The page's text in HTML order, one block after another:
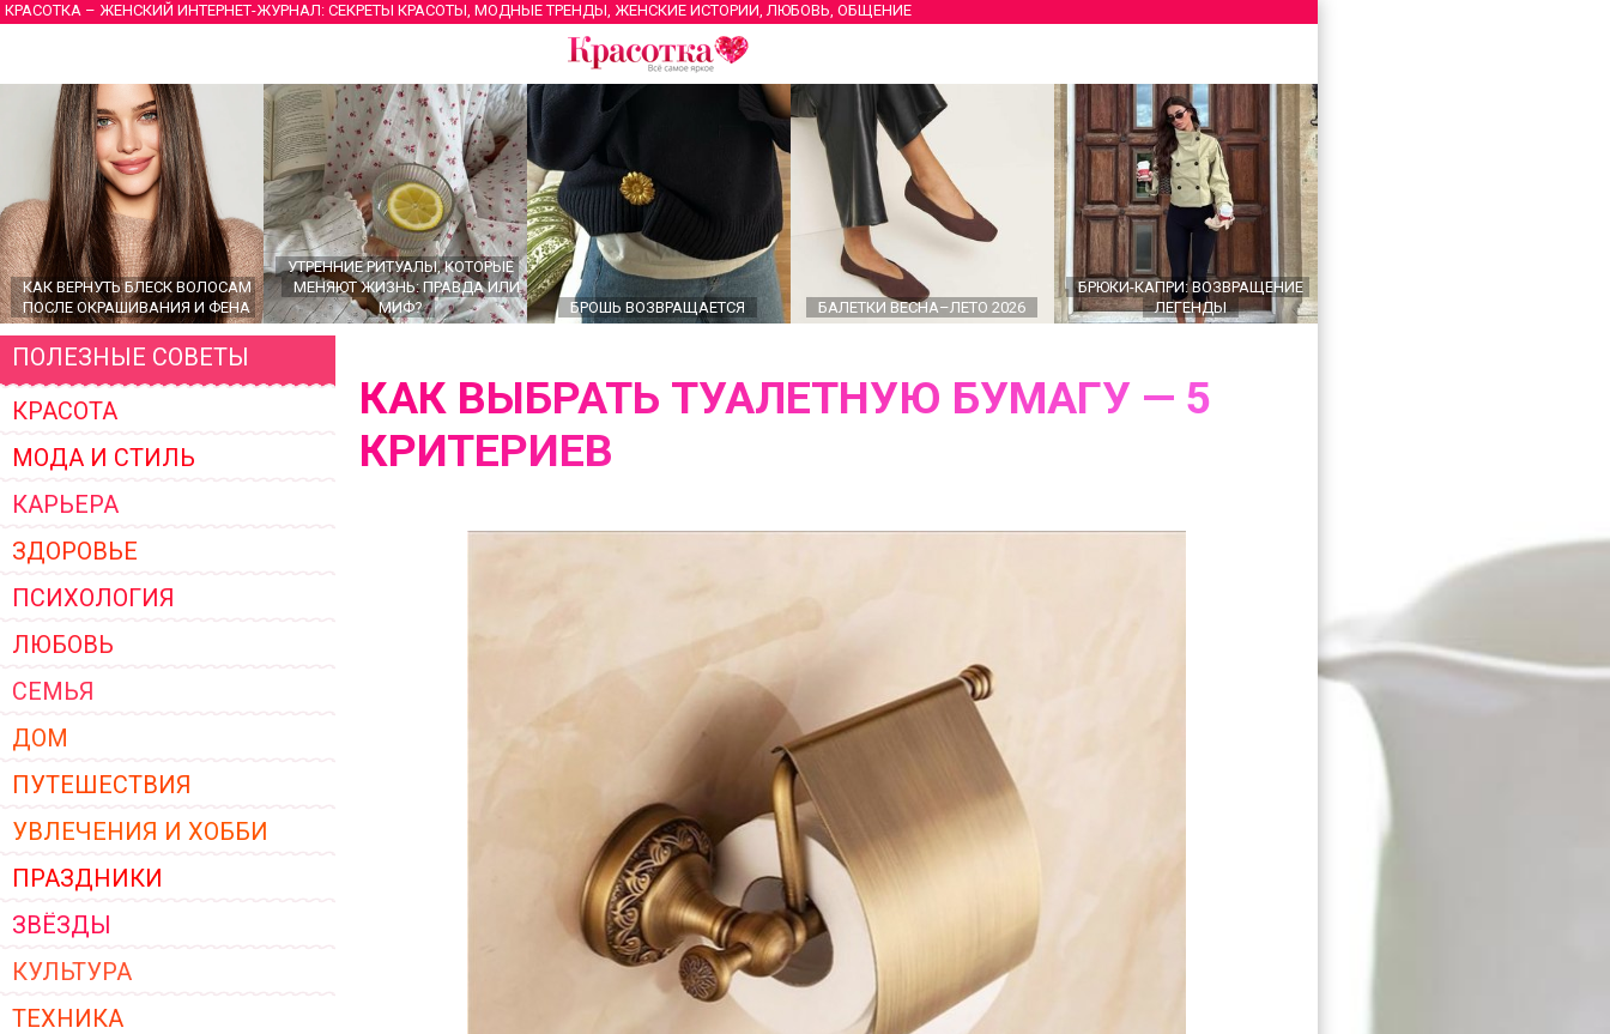
КРАСОТКА – ЖЕНСКИЙ ИНТЕРНЕТ-ЖУРНАЛ: СЕКРЕТЫ КРАСОТЫ, МОДНЫЕ ТРЕНДЫ, ЖЕНСКИЕ ИСТОРИИ, ЛЮБОВЬ, ОБЩЕНИЕ
КАК ВЕРНУТЬ БЛЕСК ВОЛОСАМ
ПОСЛЕ ОКРАШИВАНИЯ И ФЕНА
УТРЕННИЕ РИТУАЛЫ, КОТОРЫЕ
МЕНЯЮТ ЖИЗНЬ: ПРАВДА ИЛИ
МИФ?
БРОШЬ ВОЗВРАЩАЕТСЯ БАЛЕТКИ ВЕСНА–ЛЕТО 2026
БРЮКИ-КАПРИ: ВОЗВРАЩЕНИЕ
ЛЕГЕНДЫ
ЖЕНСКОЙ ОДЕЖДЫ 2026
ПОЛЕЗНЫЕ СОВЕТЫ
КРАСОТА
МОДА И СТИЛЬ
КАРЬЕРА
ЗДОРОВЬЕ
ПСИХОЛОГИЯ
ЛЮБОВЬ
СЕМЬЯ
ДОМ
ПУТЕШЕСТВИЯ
УВЛЕЧЕНИЯ И ХОББИ
ПРАЗДНИКИ
ЗВЁЗДЫ
КУЛЬТУРА
ТЕХНИКА
КАК ВЫБРАТЬ ТУАЛЕТНУЮ БУМАГУ — 5
КРИТЕРИЕВ